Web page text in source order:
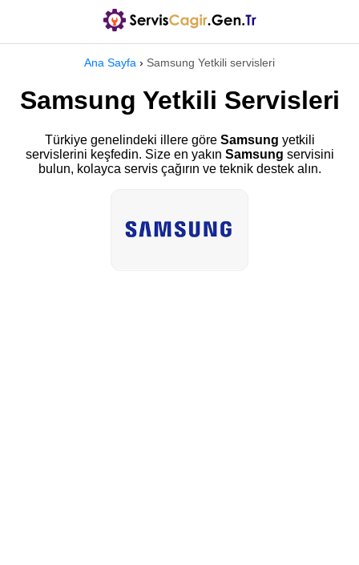
Ana Sayfa › Samsung Yetkili servisleri
Samsung Yetkili Servisleri
Türkiye genelindeki illere göre Samsung yetkili
servislerini keşfedin. Size en yakın Samsung servisini
bulun, kolayca servis çağırın ve teknik destek alın.